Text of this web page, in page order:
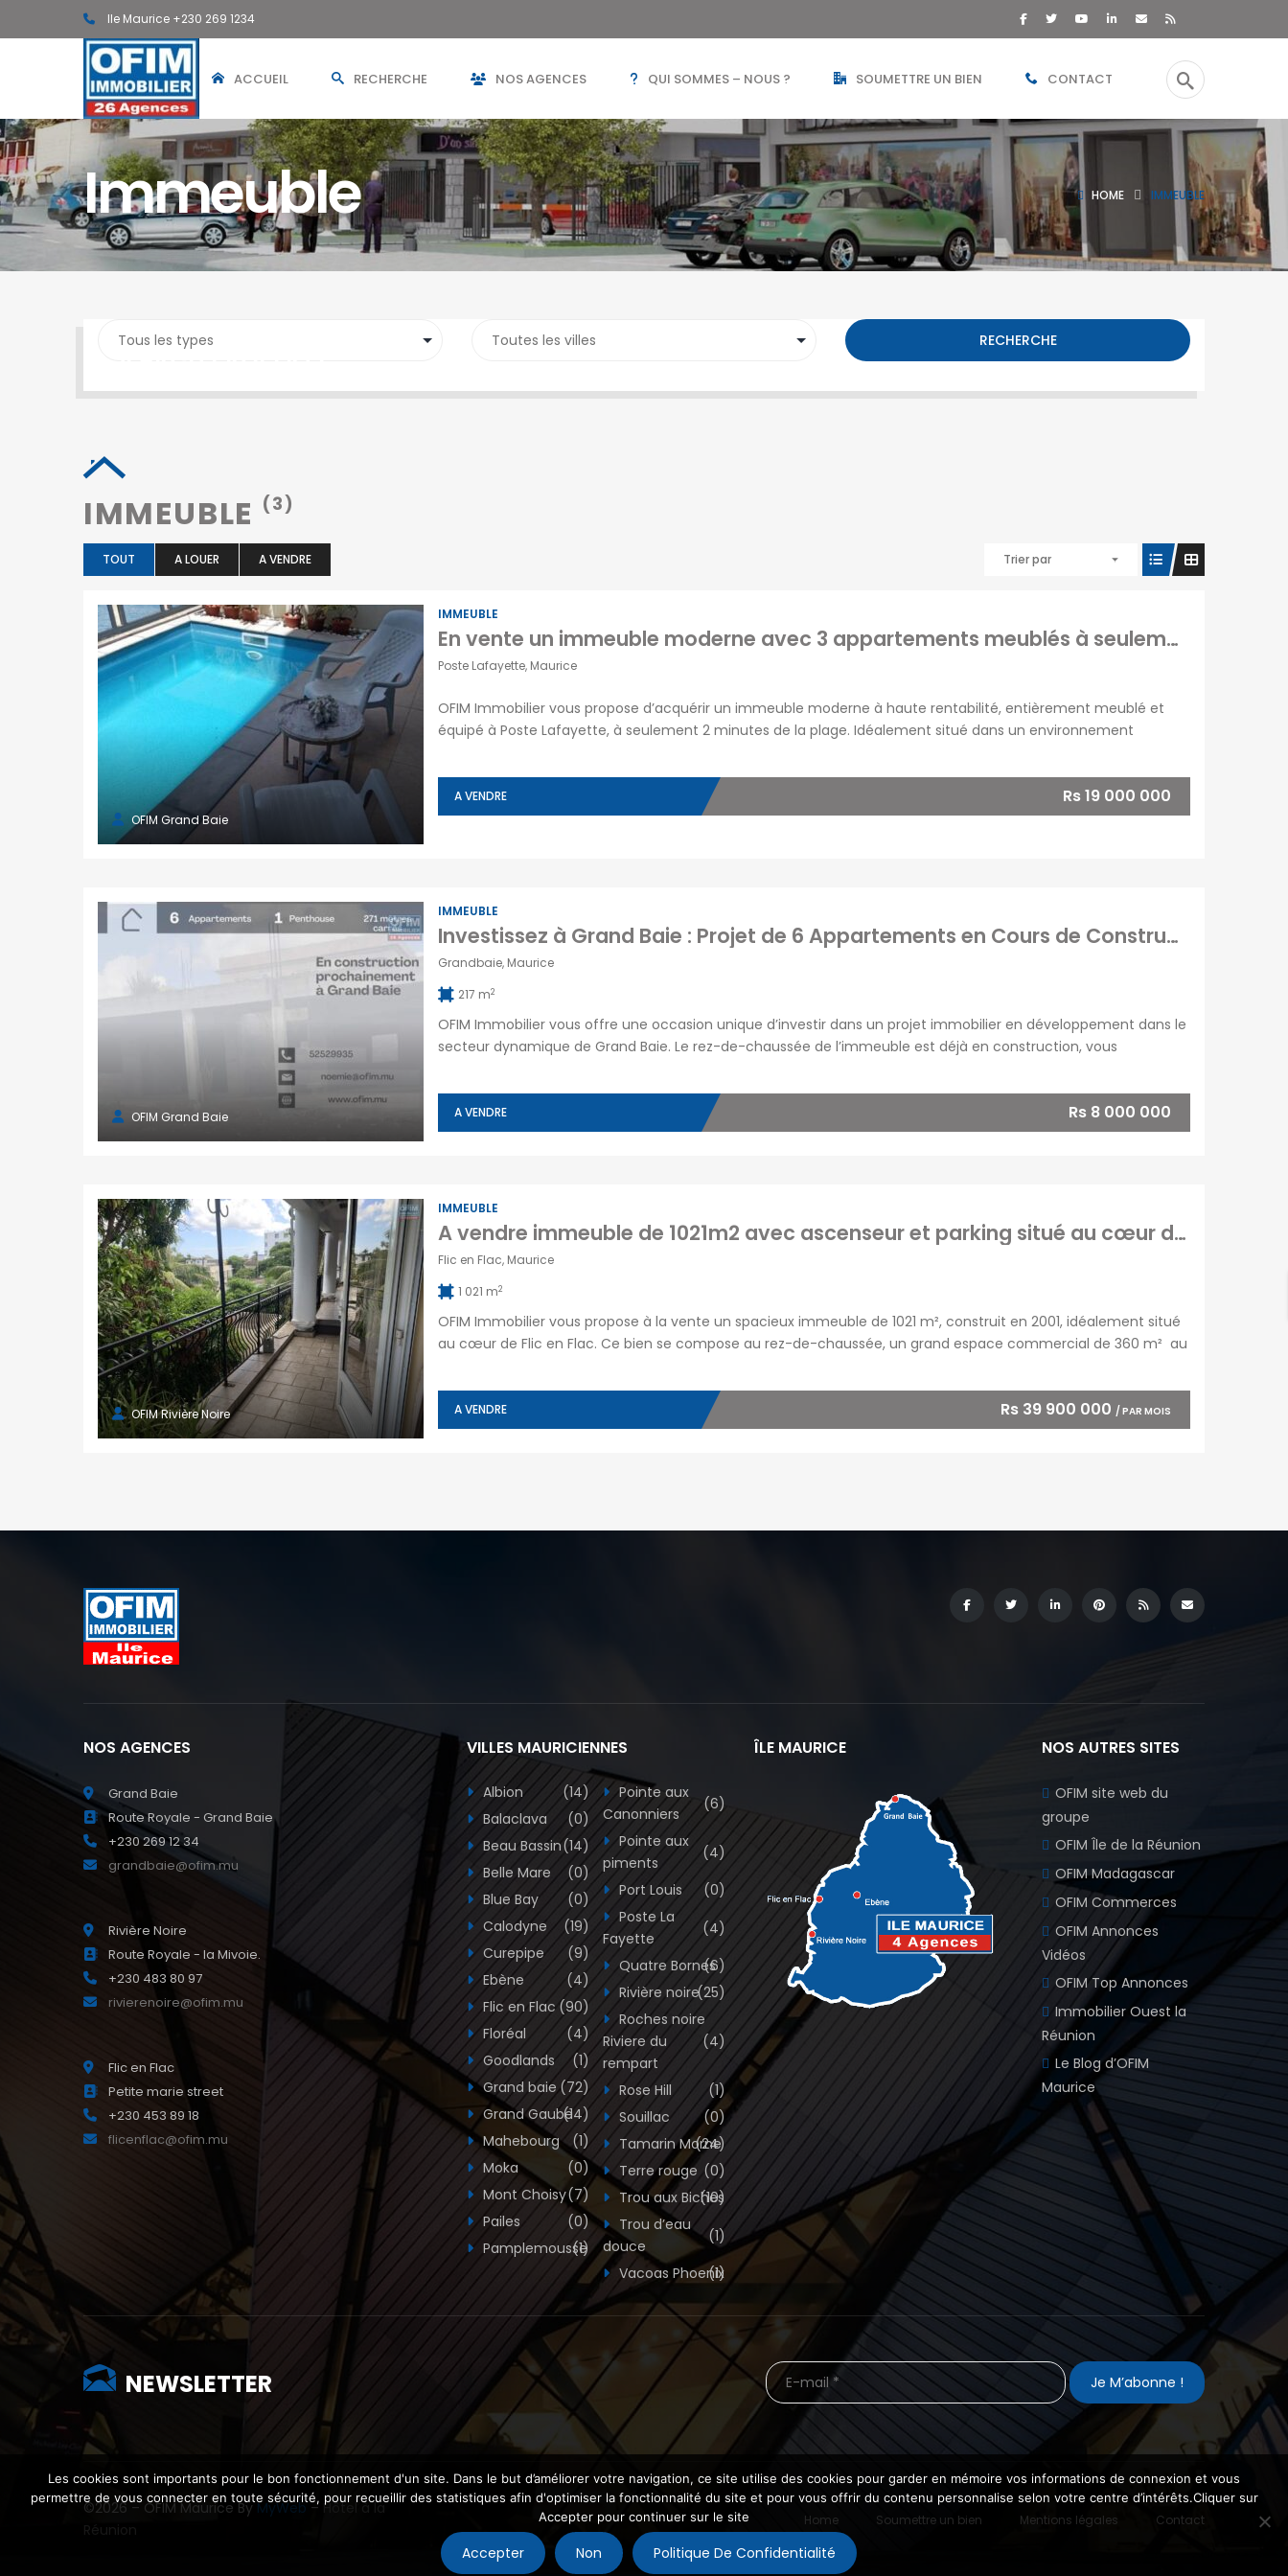
Ile Maurice +230 269 1234
ACCUEIL RECHERCHE NOS AGENCES QUI SOMMES – NOUS ? SOUMETTRE UN BIEN CONTACT
Immeuble HOME IMMEUBLE
SEARCH PROPERTY
RECHERCHE
IMMEUBLE (3)
TOUT A LOUER A VENDRE Trier par
OFIM Grand Baie
IMMEUBLE
En vente un immeuble moderne avec 3 appartements meublés à seulement 2 minutes de la plage à Poste Lafayette.
Poste Lafayette, Maurice
OFIM Immobilier vous propose d’acquérir un immeuble moderne à haute rentabilité, entièrement meublé et
équipé à Poste Lafayette, à seulement 2 minutes de la plage. Idéalement situé dans un environnement
de courte durée déjà en place, offrant ainsi […]
A VENDRE Rs 19 000 000
OFIM Grand Baie
IMMEUBLE
Investissez à Grand Baie : Projet de 6 Appartements en Cours de Construction
Grandbaie, Maurice
217 m2
OFIM Immobilier vous offre une occasion unique d’investir dans un projet immobilier en développement dans le
secteur dynamique de Grand Baie. Le rez-de-chaussée de l’immeuble est déjà en construction, vous
d’imaginer un développement de grande envergure, avec […]
A VENDRE Rs 8 000 000
OFIM Rivière Noire
IMMEUBLE
A vendre immeuble de 1021m2 avec ascenseur et parking situé au cœur de Flic en Flac
Flic en Flac, Maurice
1 021 m2
OFIM Immobilier vous propose à la vente un spacieux immeuble de 1021 m², construit en 2001, idéalement situé
au cœur de Flic en Flac. Ce bien se compose au rez-de-chaussée, un grand espace commercial de 360 m² au
A VENDRE Rs 39 900 000 / PAR MOIS
NOS AGENCES
Grand Baie
Route Royale - Grand Baie
+230 269 12 34
grandbaie@ofim.mu
Rivière Noire
Route Royale - la Mivoie.
+230 483 80 97
rivierenoire@ofim.mu
Flic en Flac
Petite marie street
+230 453 89 18
flicenflac@ofim.mu
VILLES MAURICIENNES
Albion
(14)
Balaclava
(0)
Beau Bassin(14)
Belle Mare
(0)
Blue Bay
(0)
Calodyne
(19)
Curepipe
(9)
Ebène
(4)
Flic en Flac (90)
Floréal
(4)
Goodlands
(1)
Grand baie (72)
Grand Gaube(14)
Mahebourg
(1)
Moka
(0)
Mont Choisy(7)
Pailes
(0)
Pamplemousse
(1)
Pointe aux
Canonniers
(6)
Pointe aux
piments
(4)
Port Louis
(0)
Poste La
Fayette
(4)
Quatre Bornes
(6)
Rivière noire(25)
Roches noire
Riviere du
rempart
(4)
Rose Hill
(1)
Souillac
(0)
Tamarin Morne
(24)
Terre rouge (0)
Trou aux Biches
(10)
Trou d’eau
douce
(1)
Vacoas Phoenix
(1)
ÎLE MAURICE NOS AUTRES SITES
OFIM site web du
groupe
OFIM Île de la Réunion
OFIM Madagascar
OFIM Commerces
OFIM Annonces
Vidéos
OFIM Top Annonces
Immobilier Ouest la
Réunion
Le Blog d’OFIM
Maurice
NEWSLETTER
©2026 – OFIM Maurice ByMyWeb– Hôtel à la
Home Soumettre un bien Mentions légales Contact
Les cookies sont importants pour le bon fonctionnement d'un site. Dans le but d’améliorer votre navigation, ce site utilise des cookies pour garder en mémoire vos informations de connexion et vous
permettre de vous connecter en toute sécurité, pour recueillir des statistiques afin d'optimiser la fonctionnalité du site et pour vous offrir du contenu personnalise selon votre centre d’intérêts.Cliquer sur
Accepter pour continuer sur le site
Accepter Non Politique De Confidentialité